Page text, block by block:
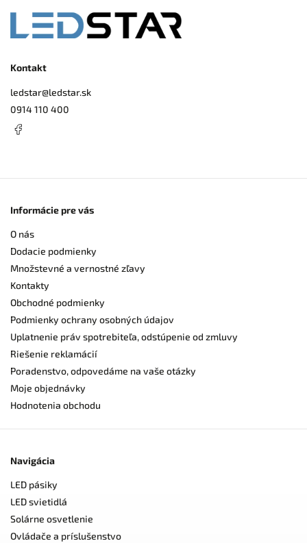
Kontakt
ledstar@ledstar.sk
0914 110 400
Informácie pre vás
O nás
Dodacie podmienky
Množstevné a vernostné zľavy
Kontakty
Obchodné podmienky
Podmienky ochrany osobných údajov
Uplatnenie práv spotrebiteľa, odstúpenie od zmluvy
Riešenie reklamácií
Poradenstvo, odpovedáme na vaše otázky
Moje objednávky
Hodnotenia obchodu
Navigácia
LED pásiky
LED svietidlá
Solárne osvetlenie
Ovládače a príslušenstvo